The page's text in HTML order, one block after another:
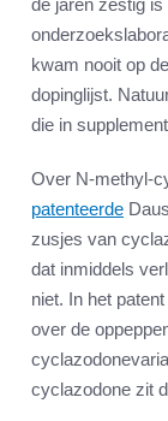
de jaren zestig
kwam nooit op
dopinglijst.
die in
Over N-methyl-
patenteerde
zusjes van
dat inmiddels
niet. In het
over de
cyclazodone zit